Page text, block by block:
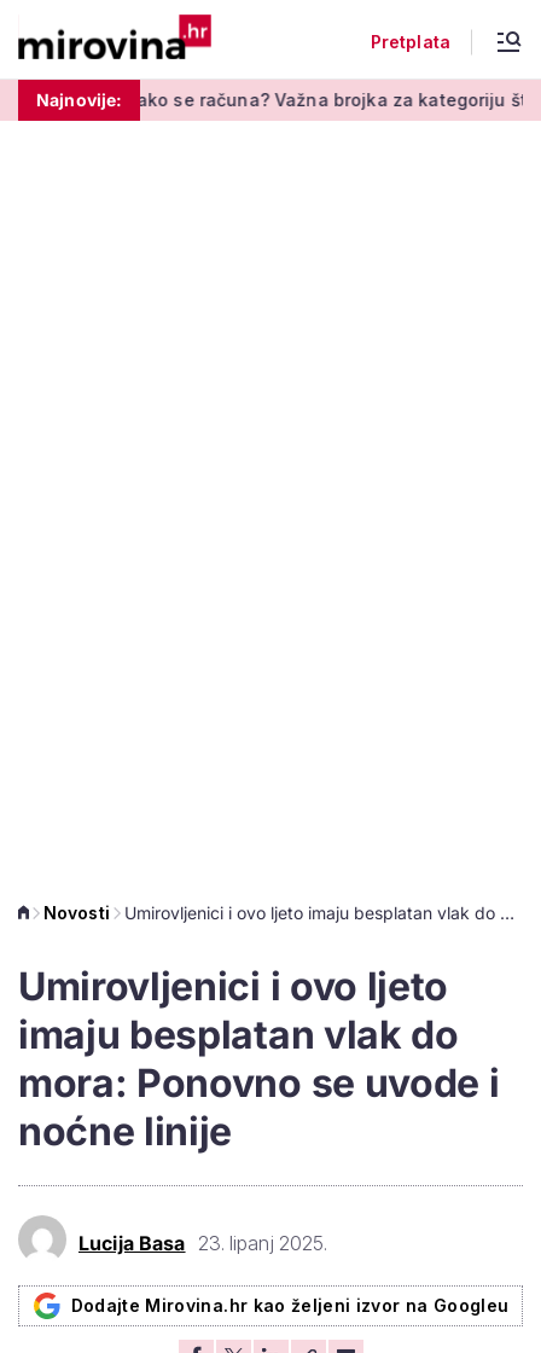
Pretplata
Najnovije:
računa? Važna brojka za kategoriju štednje u drugom stupu
Novosti Umirovljenici i ovo ljeto imaju besplatan vlak do mora: Ponovno se uvode i noćne linije
Umirovljenici i ovo ljeto
imaju besplatan vlak do
mora: Ponovno se uvode i
noćne linije
Lucija Basa 23. lipanj 2025.
Dodajte Mirovina.hr kao željeni izvor na Googleu